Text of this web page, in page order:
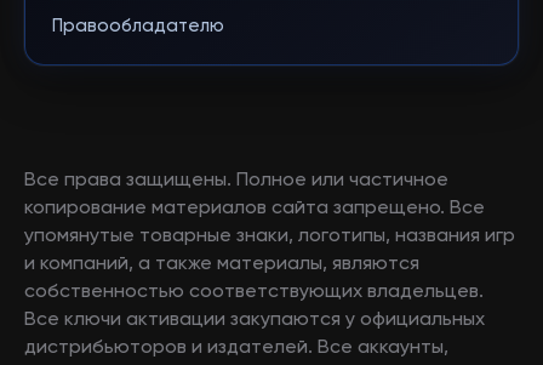
Правообладателю
Все права защищены. Полное или частичное
копирование материалов сайта запрещено. Все
упомянутые товарные знаки, логотипы, названия игр
и компаний, а также материалы, являются
собственностью соответствующих владельцев.
Все ключи активации закупаются у официальных
дистрибьюторов и издателей. Все аккаунты,